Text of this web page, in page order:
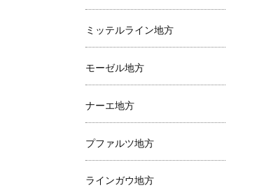
ミッテルライン地方
モーゼル地方
ナーエ地方
プファルツ地方
ラインガウ地方